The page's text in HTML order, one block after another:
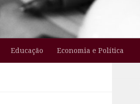
Educação Economia e Política